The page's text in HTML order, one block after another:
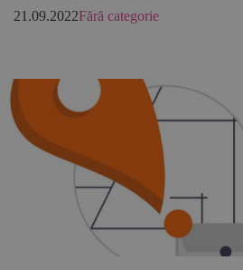
21.09.2022Fără categorie